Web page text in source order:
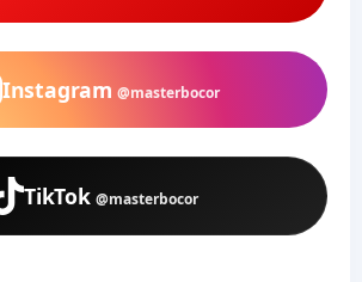
Instagram @masterbocor
TikTok @masterbocor